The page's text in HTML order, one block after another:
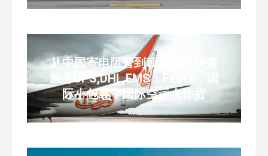
从中国寄电阻管到朝鲜国际快递
服务UPS,DHL,EMS，FedEx，国
际小包裹，国际空运大件货